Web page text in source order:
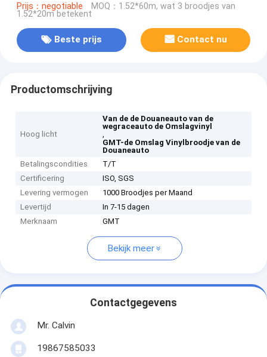
Prijs：negotiable MOQ：1.52*60m, wat 3 broodjes van
1.52*20m betekent
Beste prijs Contact nu
Productomschrijving
Hoog licht
Van de de Douaneauto van de
wegraceauto de Omslagvinyl
,
GMT-de Omslag Vinylbroodje van de
Douaneauto
Betalingscondities
T/T
Certificering
ISO, SGS
Levering vermogen
1000 Broodjes per Maand
Levertijd
In 7-15 dagen
Merknaam
GMT
Bekijk meer
Contactgegevens
Mr. Calvin
19867585033